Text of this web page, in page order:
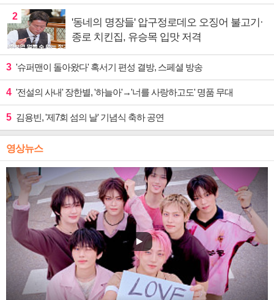
2
'동네의 명장들' 압구정로데오 오징어 불고기·
종로 치킨집, 유승목 입맛 저격
3 '슈퍼맨이 돌아왔다' 혹서기 편성 결방, 스페셜 방송
4 '전설의 사내' 장한별, '하늘아'→'너를 사랑하고도' 명품 무대
5 김용빈, '제7회 섬의 날' 기념식 축하 공연
영상뉴스